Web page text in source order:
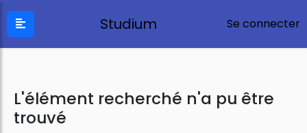
Studium Se connecter
L'élément recherché n'a pu être
trouvé